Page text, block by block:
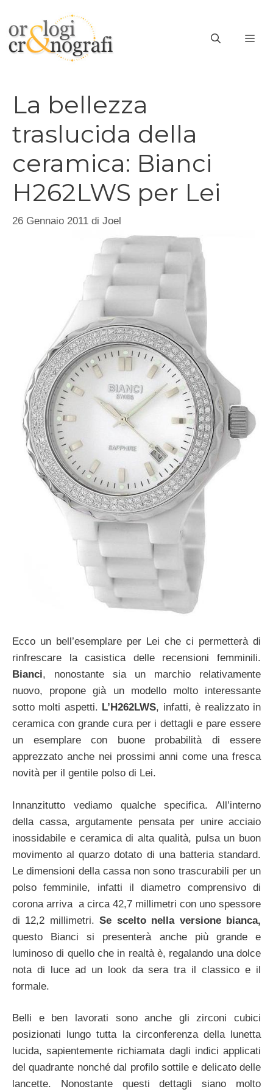
contenuto
La bellezza
traslucida della
ceramica: Bianci
H262LWS per Lei
26 Gennaio 2011 di Joel
Ecco un bell’esemplare per Lei che ci permetterà di
rinfrescare la casistica delle recensioni femminili.
Bianci, nonostante sia un marchio relativamente
nuovo, propone già un modello molto interessante
sotto molti aspetti. L’H262LWS, infatti, è realizzato in
ceramica con grande cura per i dettagli e pare essere
un esemplare con buone probabilità di essere
apprezzato anche nei prossimi anni come una fresca
novità per il gentile polso di Lei.
Innanzitutto vediamo qualche specifica. All’interno
della cassa, argutamente pensata per unire acciaio
inossidabile e ceramica di alta qualità, pulsa un buon
movimento al quarzo dotato di una batteria standard.
Le dimensioni della cassa non sono trascurabili per un
polso femminile, infatti il diametro comprensivo di
corona arriva a circa 42,7 millimetri con uno spessore
di 12,2 millimetri.Se scelto nella versione bianca,
questo Bianci si presenterà anche più grande e
luminoso di quello che in realtà è, regalando una dolce
nota di luce ad un look da sera tra il classico e il
formale.
Belli e ben lavorati sono anche gli zirconi cubici
posizionati lungo tutta la circonferenza della lunetta
lucida, sapientemente richiamata dagli indici applicati
del quadrante nonché dal profilo sottile e delicato delle
lancette. Nonostante questi dettagli siano molto